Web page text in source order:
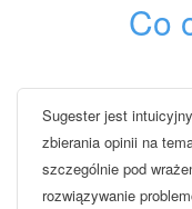
Co
Sugester jest
zbierania opinii na
szczególnie pod
rozwiązywanie